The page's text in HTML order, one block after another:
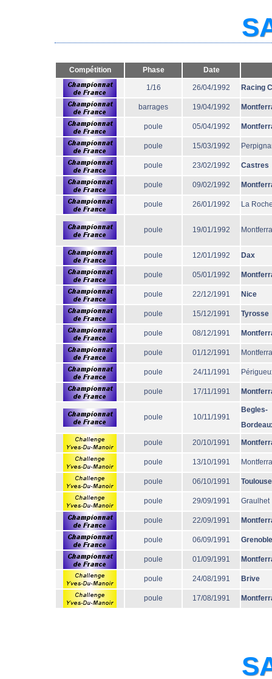
Compétition Phase Date
1/16 26/04/1992 Racing
barrages 19/04/1992
poule 05/04/1992
poule 15/03/1992
poule 23/02/1992 Castres
poule 09/02/1992
poule 26/01/1992 La
poule 19/01/1992
poule 12/01/1992 Dax
poule 05/01/1992
poule 22/12/1991 Nice
poule 15/12/1991 Tyrosse
poule 08/12/1991
poule 01/12/1991
poule 24/11/1991
poule 17/11/1991
poule 10/11/1991
Begles-
poule 20/10/1991
poule 13/10/1991
poule 06/10/1991 Toulouse
poule 29/09/1991 Graulhet
poule 22/09/1991
poule 06/09/1991 Grenoble
poule 01/09/1991
poule 24/08/1991 Brive
poule 17/08/1991